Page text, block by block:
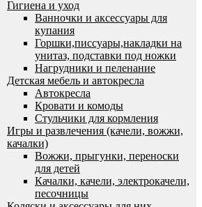
Гигиена и уход
Ванночки и аксессуары для
купания
Горшки,писсуары,накладки на
унитаз, подставки под ножки
Нагрудники и пеленание
Детская мебель и автокресла
Автокресла
Кровати и комоды
Стульчики для кормления
Игры и развлечения (качели, вожжи,
качалки)
Вожжи, прыгунки, переноски
для детей
Качалки, качели, электрокачели,
песочницы